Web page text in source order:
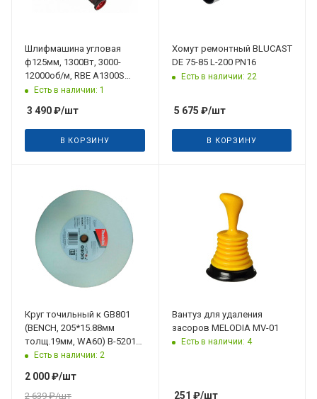
Шлифмашина угловая
ф125мм, 1300Вт, 3000-
12000об/м, RBE A1300S
ROBBYX
Есть в наличии: 1
3 490₽/шт
В КОРЗИНУ
Хомут ремонтный BLUCAST
DE 75-85 L-200 PN16
Есть в наличии: 22
5 675 ₽/шт
В КОРЗИНУ
Круг точильный к GB801
(BENCH, 205*15.88мм
толщ.19мм, WA60) B-52015,
белый, Makita
Есть в наличии: 2
2 000₽/шт
2 639₽/шт
Вантуз для удаления
засоров MELODIA MV-01
Есть в наличии: 4
251 ₽/шт